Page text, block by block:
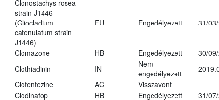
Clonostachys rosea
strain J1446
(Gliocladium
catenulatum strain
J1446)
FU Engedélyezett 31/
Clomazone HB Engedélyezett
30/
Clothiadinin
IN
Nem
engedélyezett
Clofentezine
AC
Visszavont
Clodinafop
HB Engedélyezett 31/